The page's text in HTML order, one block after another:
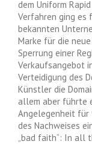
dem Uniform
Verfahren ging es
bekannten
Marke für die
Sperrung einer
Verkaufsangebot
Verteidigung des
Künstler die
allem aber führte
Angelegenheit für
des Nachweises
„bad faith“: In all